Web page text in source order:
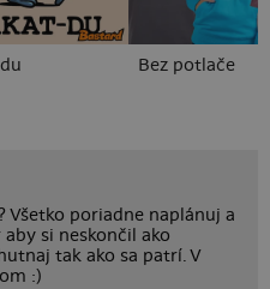
Bez potlače
Všetko poriadne naplánuj a
si neskončil ako
tak ako sa patrí. V
:)